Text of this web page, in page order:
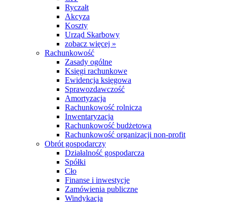
Ryczałt
Akcyza
Koszty
Urząd Skarbowy
zobacz więcej »
Rachunkowość
Zasady ogólne
Księgi rachunkowe
Ewidencja księgowa
Sprawozdawczość
Amortyzacja
Rachunkowość rolnicza
Inwentaryzacja
Rachunkowość budżetowa
Rachunkowość organizacji non-profit
Obrót gospodarczy
Działalność gospodarcza
Spółki
Cło
Finanse i inwestycje
Zamówienia publiczne
Windykacja